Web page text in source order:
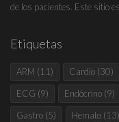
de los pacientes. Este sitio
Etiquetas
ARM (11) Cardio (30)
ECG (9) Endócrino (9)
Gastro (5) Hemato (13)